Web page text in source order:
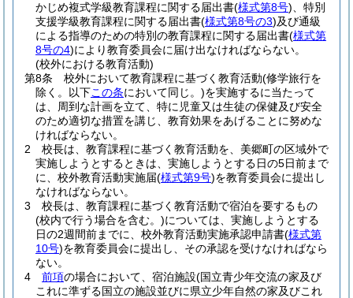
かじめ複式学級教育課程に関する届出書(様式第8号) 、特別
支援学級教育課程に関する届出書(様式第8号の3)及び通級
による指導のための特別の教育課程に関する届出書(様式第
8号の4)により教育委員会に届け出なければならない。
(校外における教育活動)
第8条
校外において教育課程に基づく教育活動(修学旅行を
除く。以下この条において同じ。)を実施するに当たって
は、周到な計画を立て、特に児童又は生徒の保健及び安全
のため適切な措置を講じ、教育効果をあげることに努めな
ければならない。
2
校長は、教育課程に基づく教育活動を、美郷町の区域外で
実施しようとするときは、実施しようとする日の5日前まで
に、校外教育活動実施届(様式第9号)を教育委員会に提出し
なければならない。
3
校長は、教育課程に基づく教育活動で宿泊を要するもの
(校内で行う場合を含む。)については、実施しようとする
日の2週間前までに、校外教育活動実施承認申請書(様式第
10号)を教育委員会に提出し、その承認を受けなければなら
ない。
4
前項の場合において、宿泊施設(国立青少年交流の家及び
これに準ずる国立の施設並びに県立少年自然の家及びこれ